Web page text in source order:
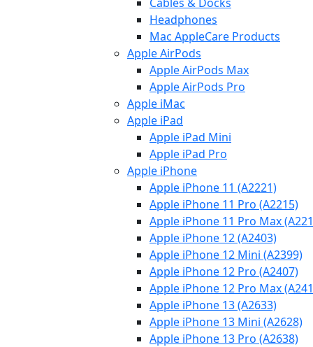
Headphones
Mac AppleCare Products
Apple AirPods
Apple AirPods Max
Apple AirPods Pro
Apple iMac
Apple iPad
Apple iPad Mini
Apple iPad Pro
Apple iPhone
Apple iPhone 11 (A2221)
Apple iPhone 11 Pro (A2215)
Apple iPhone 11 Pro Max
Apple iPhone 12 (A2403)
Apple iPhone 12 Mini (A2399)
Apple iPhone 12 Pro (A2407)
Apple iPhone 12 Pro Max
Apple iPhone 13 (A2633)
Apple iPhone 13 Mini (A2628)
Apple iPhone 13 Pro (A2638)